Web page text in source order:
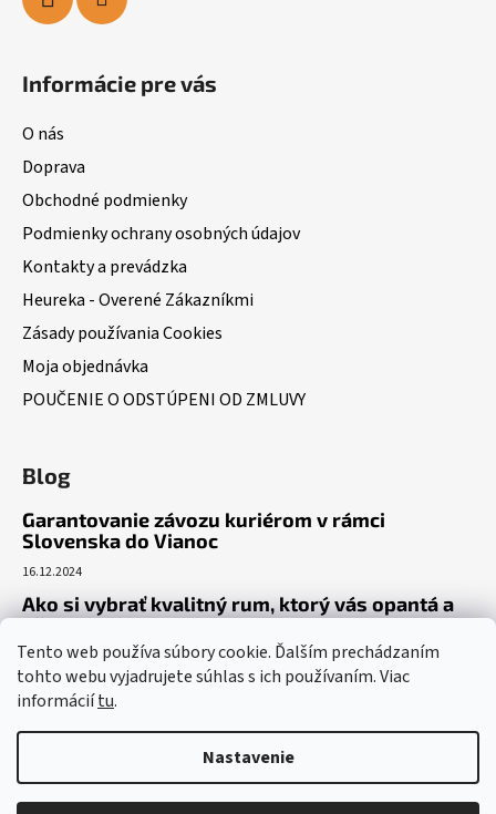
Tento web používa súbory cookie. Ďalším prechádzaním
tohto webu vyjadrujete súhlas s ich používaním. Viac
informáciítu.
Nastavenie
Informácie pre vás
O nás
Doprava
Obchodné podmienky
Podmienky ochrany osobných údajov
Kontakty a prevádzka
Heureka - Overené Zákazníkmi
Zásady používania Cookies
Moja objednávka
POUČENIE O ODSTÚPENI OD ZMLUVY
Blog
Garantovanie závozu kuriérom v rámci
Slovenska do Vianoc
16.12.2024
Ako si vybrať kvalitný rum, ktorý vás opantá a
už nepustí?
16.6.2023
Dokonalý gin tonic recept – ako si pripraviť toto
osviežujúce letné eso?